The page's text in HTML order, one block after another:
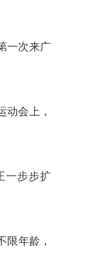
一次来广
会上，
一步步扩
限年龄，